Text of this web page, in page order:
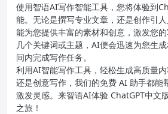
使用智语AI写作智能工具，您将体验到
能。无论是撰写专业文章，还是创作引
能为您提供丰富的素材和创意，激发您
几个关键词或主题，AI便会迅速为您生
间内完成写作任务。
利用AI智能写作工具，轻松生成高质量
还是创意写作，我们的免费 AI 助手都能
激发灵感。来智语AI体验 ChatGPT中文
之旅！